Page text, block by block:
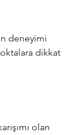
deneyimi
dikkat
olan